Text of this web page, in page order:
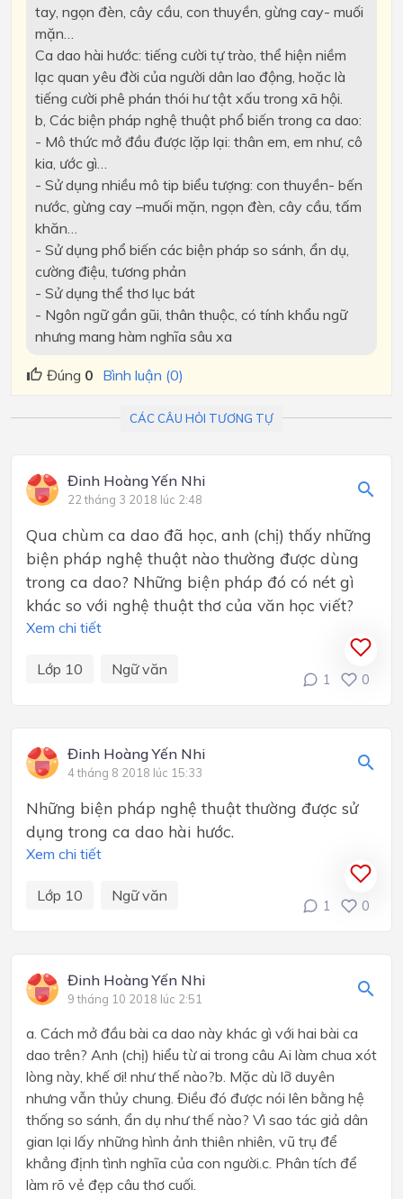
tay, ngọn đèn, cây cầu, con thuyền, gừng cay- muối
mặn…
Ca dao hài hước: tiếng cười tự trào, thể hiện niềm
lạc quan yêu đời của người dân lao động, hoặc là
tiếng cười phê phán thói hư tật xấu trong xã hội.
b, Các biện pháp nghệ thuật phổ biến trong ca dao:
- Mô thức mở đầu được lặp lại: thân em, em như, cô
kia, ước gì…
- Sử dụng nhiều mô tip biểu tượng: con thuyền- bến
nước, gừng cay –muối mặn, ngọn đèn, cây cầu, tấm
khăn…
- Sử dụng phổ biến các biện pháp so sánh, ẩn dụ,
cường điệu, tương phản
- Sử dụng thể thơ lục bát
- Ngôn ngữ gần gũi, thân thuộc, có tính khẩu ngữ
nhưng mang hàm nghĩa sâu xa
Đúng 0 Bình luận (0)
CÁC CÂU HỎI TƯƠNG TỰ
Đinh Hoàng Yến Nhi
22 tháng 3 2018 lúc 2:48
Qua chùm ca dao đã học, anh (chị) thấy những
biện pháp nghệ thuật nào thường được dùng
trong ca dao? Những biện pháp đó có nét gì
khác so với nghệ thuật thơ của văn học viết?
Xem chi tiết
Lớp 10 Ngữ văn
1 0
Đinh Hoàng Yến Nhi
4 tháng 8 2018 lúc 15:33
Những biện pháp nghệ thuật thường được sử
dụng trong ca dao hài hước.
Xem chi tiết
Lớp 10 Ngữ văn
1 0
Đinh Hoàng Yến Nhi
9 tháng 10 2018 lúc 2:51
a. Cách mở đầu bài ca dao này khác gì với hai bài ca
dao trên? Anh (chị) hiểu từ ai trong câu Ai làm chua xót
lòng này, khế ơi! như thế nào?b. Mặc dù lỡ duyên
nhưng vẫn thủy chung. Điều đó được nói lên bằng hệ
thống so sánh, ẩn dụ như thế nào? Vì sao tác giả dân
gian lại lấy những hình ảnh thiên nhiên, vũ trụ để
khẳng định tình nghĩa của con người.c. Phân tích để
làm rõ vẻ đẹp câu thơ cuối.